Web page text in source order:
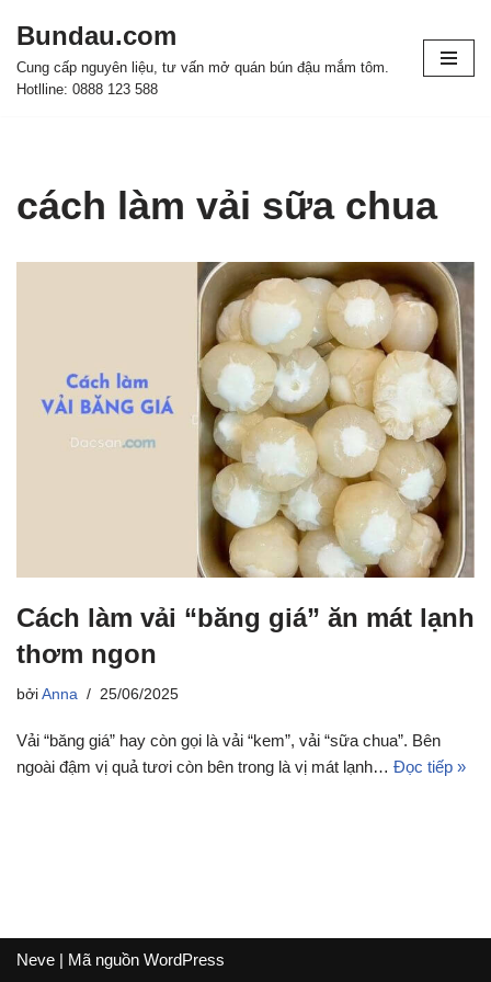
Chuyển
tới
Bundau.com
Cung cấp nguyên liệu, tư vấn mở quán bún đậu mắm tôm.
Hotlline: 0888 123 588
cách làm vải sữa chua
Cách làm vải “băng giá” ăn mát lạnh
thơm ngon
bởi Anna 25/06/2025
Vải “băng giá” hay còn gọi là vải “kem”, vải “sữa chua”. Bên
ngoài đậm vị quả tươi còn bên trong là vị mát lạnh… Đọc tiếp »
Neve | Mã nguồn WordPress